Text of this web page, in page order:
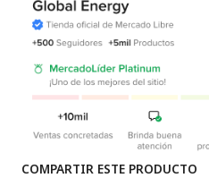
COMPARTIR ESTE PRODUCTO